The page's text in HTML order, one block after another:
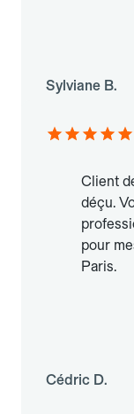
Sylviane B.
Client
déçu.
pour
Paris.
Cédric D.